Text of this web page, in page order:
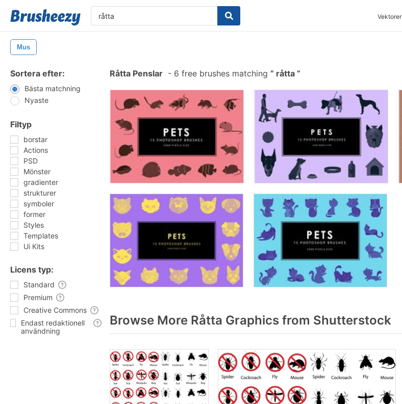
Vektorer
Mus
Sortera efter:
Bästa matchning
Nyaste
Filtyp
borstar
Actions
PSD
Mönster
gradienter
strukturer
symboler
former
Styles
Templates
Ui Kits
Licens typ:
Standard
Premium
Creative Commons
Endast redaktionell
användning
Råtta Penslar - 6 free brushes matching råtta
Browse More Råtta Graphics from Shutterstock